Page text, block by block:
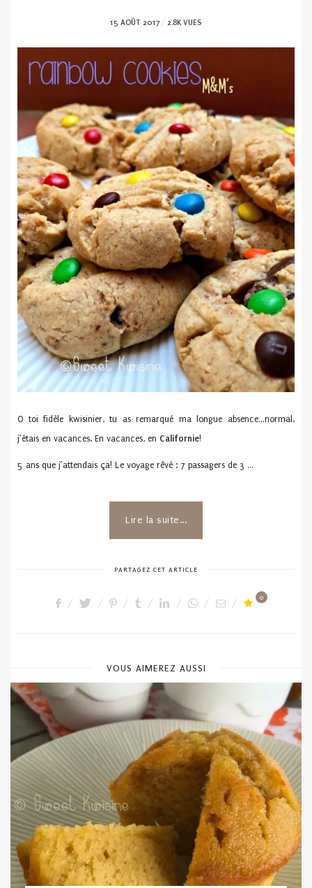
POSTED
15 AOÛT 2017 2.8K VUES
O toi fidèle kwisinier, tu as remarqué ma longue absence…normal,
j’étais en vacances. En vacances, en Californie!
5 ans que j’attendais ça! Le voyage rêvé : 7 passagers de 3 …
Lire la suite...
PARTAGEZ CET ARTICLE
0
VOUS AIMEREZ AUSSI